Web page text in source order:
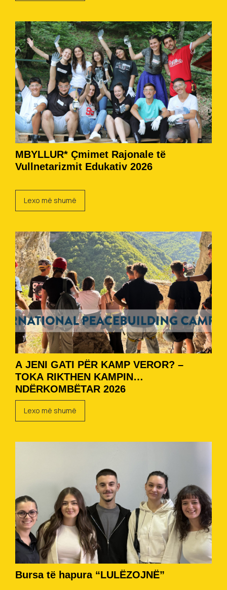
MBYLLUR* Çmimet Rajonale të
Vullnetarizmit Edukativ 2026
Lexo më shumë
A JENI GATI PËR KAMP VEROR? –
TOKA RIKTHEN KAMPIN
NDËRKOMBËTAR 2026
Lexo më shumë
Bursa të hapura “LULËZOJNË”